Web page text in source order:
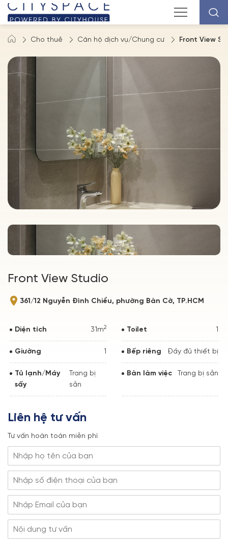
Cho thuê Căn hộ dịch vụ/Chung cư Front View
Front View Studio
361/12 Nguyễn Đình Chiểu, phường Bàn Cờ, TP.HCM
Diện tích 31m2 Toilet 1
Giường 1 Bếp riêng Đầy đủ thiết bị
Tủ lạnh/Máy
sấy
Trang bị
sẵn
Bàn làm việc Trang bị sẵn
Liên hệ tư vấn
Tư vấn hoàn toàn miễn phí